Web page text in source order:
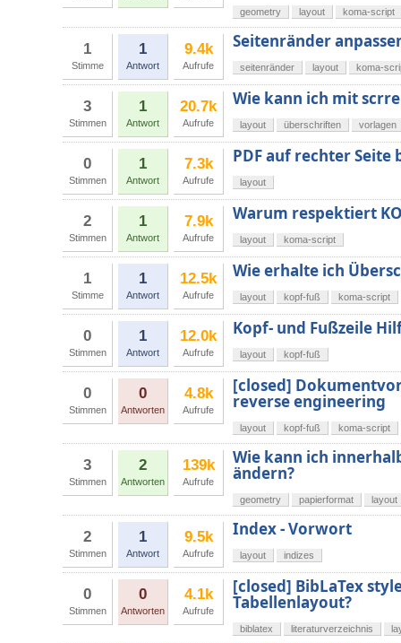
geometry layout koma-script
1
Stimme
1
Antwort
9.4k
Aufrufe
Seitenränder
seitenränder layout koma-
3
Stimmen
1
Antwort
20.7k
Aufrufe
Wie kann ich mit
layout überschriften vorlagen
0
Stimmen
1
Antwort
7.3k
Aufrufe
PDF auf rechter Seite
layout
2
Stimmen
1
Antwort
7.9k
Aufrufe
Warum respektiert
layout koma-script
1
Stimme
1
Antwort
12.5k
Aufrufe
Wie erhalte ich
layout kopf-fuß koma-script
0
Stimmen
1
Antwort
12.0k
Aufrufe
Kopf- und Fußzeile
layout kopf-fuß
0
Stimmen
0
Antworten
4.8k
Aufrufe
[closed]
reverse engineering
layout kopf-fuß koma-script
3
Stimmen
2
Antworten
139k
Aufrufe
Wie kann ich
ändern?
geometry papierformat layout
2
Stimmen
1
Antwort
9.5k
Aufrufe
Index - Vorwort
layout indizes
0
Stimmen
0
Antworten
4.1k
Aufrufe
[closed] BibLaTex
Tabellenlayout?
biblatex literaturverzeichnis